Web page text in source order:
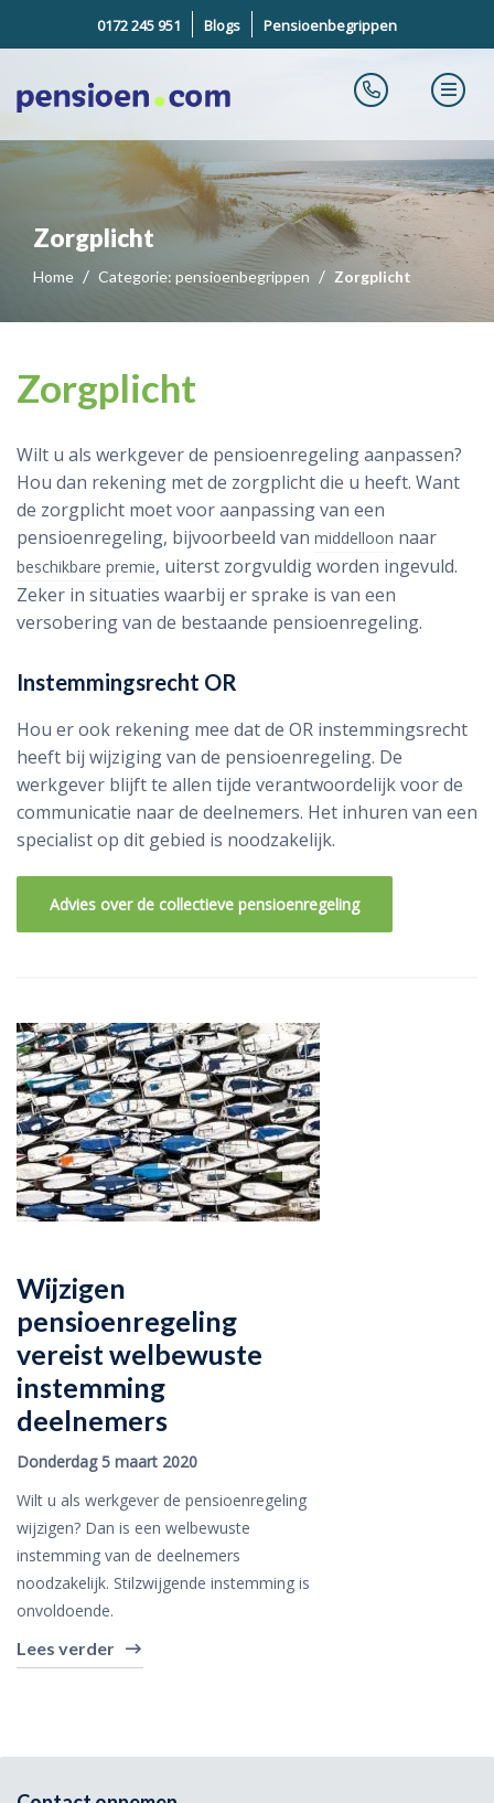
0172 245 951 Blogs Pensioenbegrippen
Zorgplicht
Home Categorie: pensioenbegrippen Zorgplicht
Zorgplicht
Wilt u als werkgever de pensioenregeling aanpassen?
Hou dan rekening met de zorgplicht die u heeft. Want
de zorgplicht moet voor aanpassing van een
pensioenregeling, bijvoorbeeld van middelloon naar
beschikbare premie, uiterst zorgvuldig worden ingevuld.
Zeker in situaties waarbij er sprake is van een
versobering van de bestaande pensioenregeling.
Instemmingsrecht OR
Hou er ook rekening mee dat de OR instemmingsrecht
heeft bij wijziging van de pensioenregeling. De
werkgever blijft te allen tijde verantwoordelijk voor de
communicatie naar de deelnemers. Het inhuren van een
specialist op dit gebied is noodzakelijk.
Advies over de collectieve pensioenregeling
Wijzigen
pensioenregeling
vereist welbewuste
instemming
deelnemers
Donderdag 5 maart 2020
Wilt u als werkgever de pensioenregeling
wijzigen? Dan is een welbewuste
instemming van de deelnemers
noodzakelijk. Stilzwijgende instemming is
onvoldoende.
Lees verder